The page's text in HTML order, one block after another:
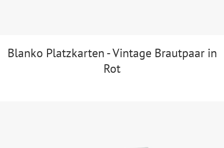
Blanko Platzkarten - Vintage Brautpaar in
Rot